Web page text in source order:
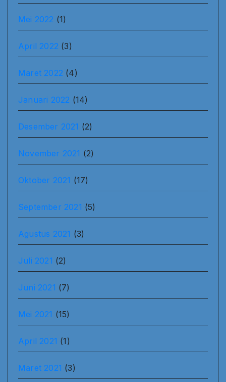
Mei 2022 (1)
April 2022 (3)
Maret 2022 (4)
Januari 2022 (14)
Desember 2021 (2)
November 2021 (2)
Oktober 2021 (17)
September 2021 (5)
Agustus 2021 (3)
Juli 2021 (2)
Juni 2021 (7)
Mei 2021 (15)
April 2021 (1)
Maret 2021 (3)